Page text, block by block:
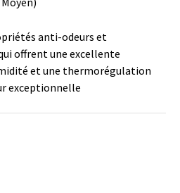
anti-odeurs et
offrent une excellente
et une thermorégulation
exceptionnelle